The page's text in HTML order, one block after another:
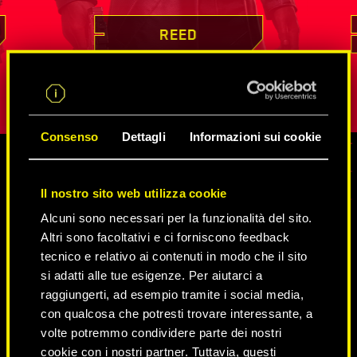
Consenso Dettagli Informazioni sui cookie
Il nostro sito web utilizza cookie
Alcuni sono necessari per la funzionalità del sito.
Altri sono facoltativi e ci forniscono feedback
tecnico e relativo ai contenuti in modo che il sito
si adatti alle tue esigenze. Per aiutarci a
raggiungerti, ad esempio tramite i social media,
con qualcosa che potresti trovare interessante, a
volte potremmo condividere parte dei nostri
cookie con i nostri partner. Tuttavia, questi
infinite reti di spie e
, come
estrarre da loro informazioni e come
infiltrarsi nei posti dalla sicurezza più
dovere sono difficili da intaccare.
REED
che
certo
la sua
MEDIA
CYBERPUNK 2077
VIDEO IMMAGINI BOZZETTI